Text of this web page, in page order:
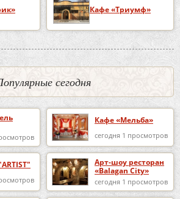
Кафе «Триумф»
сегодня
Кафе «Мельба»
сегодня 1 просмотров
Арт-шоу ресторан
«Balagan City»
сегодня 1 просмотров